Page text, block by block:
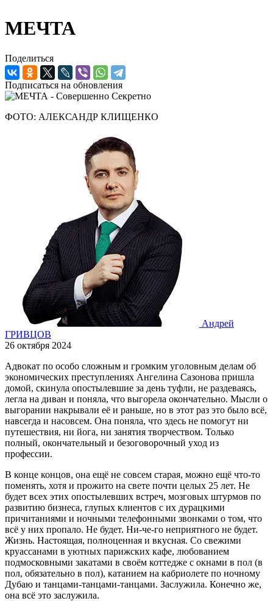
МЕЧТА
Поделиться
Подписаться на обновления
ФОТО: АЛЕКСАНДР КЛИЩЕНКО
Андрей
ГРИВЦОВ
26 октября 2024
Адвокат по особо сложным и громким уголовным делам об
экономических преступлениях Ангелина Сазонова пришла
домой, скинула опостылевшие за день туфли, не раздеваясь,
легла на диван и поняла, что выгорела окончательно. Мысли о
выгорании накрывали её и раньше, но в этот раз это было всё,
навсегда и насовсем. Она поняла, что здесь не помогут ни
путешествия, ни йога, ни занятия творчеством. Только
полный, окончательный и безоговорочный уход из
профессии.
В конце концов, она ещё не совсем старая, можно ещё что-то
поменять, хотя и прожито на свете почти целых 25 лет. Не
будет всех этих опостылевших встреч, мозговых штурмов по
развитию бизнеса, глупых клиентов с их дурацкими
причитаниями и ночными телефонными звонками о том, что
всё у них пропало. Не будет. Ни-че-го неприятного не будет.
Жизнь. Настоящая, полноценная и вкусная. Со свежими
круассанами в уютных парижских кафе, любованием
подмосковными закатами в своём коттедже с окнами в пол (в
пол, обязательно в пол), катанием на кабриолете по ночному
Дубаю и танцами-танцами-танцами. Заслужила. Конечно же,
она всё это заслужила.